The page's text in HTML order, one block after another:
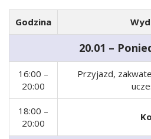
Godzina
20.01 –
16:00 –
20:00
Przyjazd,
18:00 –
20:00